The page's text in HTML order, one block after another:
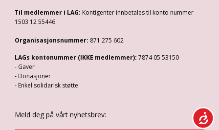
Til medlemmer i LAG: Kontigenter innbetales til konto nummer
1503 12 55446
Organisasjonsnummer: 871 275 602
LAGs kontonummer (IKKE medlemmer): 7874 05 53150
- Gaver
- Donasjoner
- Enkel solidarisk støtte
Meld deg på vårt nyhetsbrev: